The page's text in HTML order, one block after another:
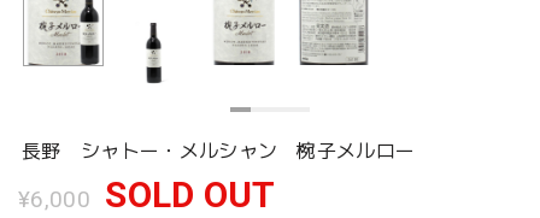
長野 シャトー・メルシャン 椀子メルロー
¥6,000 SOLD OUT